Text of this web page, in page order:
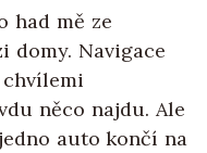
had mě ze
domy. Navigace
něco najdu. Ale
auto končí na